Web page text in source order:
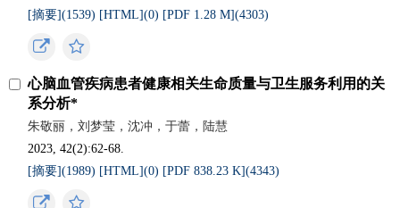
[摘要](1539) [HTML](0) [PDF 1.28 M](4303)
心脑血管疾病患者健康相关生命质量与卫生服务利用的关
系分析*
朱敬丽，刘梦莹，沈冲，于蕾，陆慧
2023, 42(2):62-68.
[摘要](1989) [HTML](0) [PDF 838.23 K](4343)